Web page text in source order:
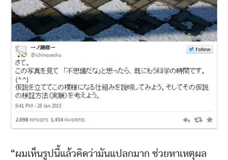
“ผมเห็นรูปนี้แล้วคิดว่ามันแปลกมาก ช่วยหาเหตุผล